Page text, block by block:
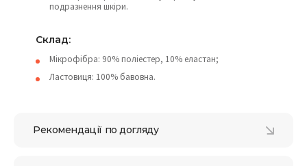
подразнення шкіри.
Склад:
Мікрофібра: 90% поліестер, 10% еластан;
Ластовиця: 100% бавовна.
Рекомендації по догляду